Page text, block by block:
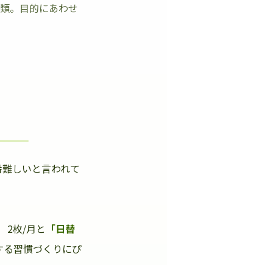
。目的にあわせ
しいと言われて
2枚/月と 「日替
習慣づくりにぴ